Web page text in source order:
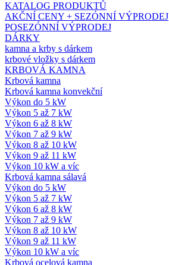
KATALOG PRODUKTŮ
AKČNÍ CENY + SEZÓNNÍ VÝPRODEJ
POSEZÓNNÍ VÝPRODEJ
DÁRKY
kamna a krby s dárkem
krbové vložky s dárkem
KRBOVÁ KAMNA
Krbová kamna
Krbová kamna konvekční
Výkon do 5 kW
Výkon 5 až 7 kW
Výkon 6 až 8 kW
Výkon 7 až 9 kW
Výkon 8 až 10 kW
Výkon 9 až 11 kW
Výkon 10 kW a víc
Krbová kamna sálavá
Výkon do 5 kW
Výkon 5 až 7 kW
Výkon 6 až 8 kW
Výkon 7 až 9 kW
Výkon 8 až 10 kW
Výkon 9 až 11 kW
Výkon 10 kW a víc
Krbová ocelová kamna